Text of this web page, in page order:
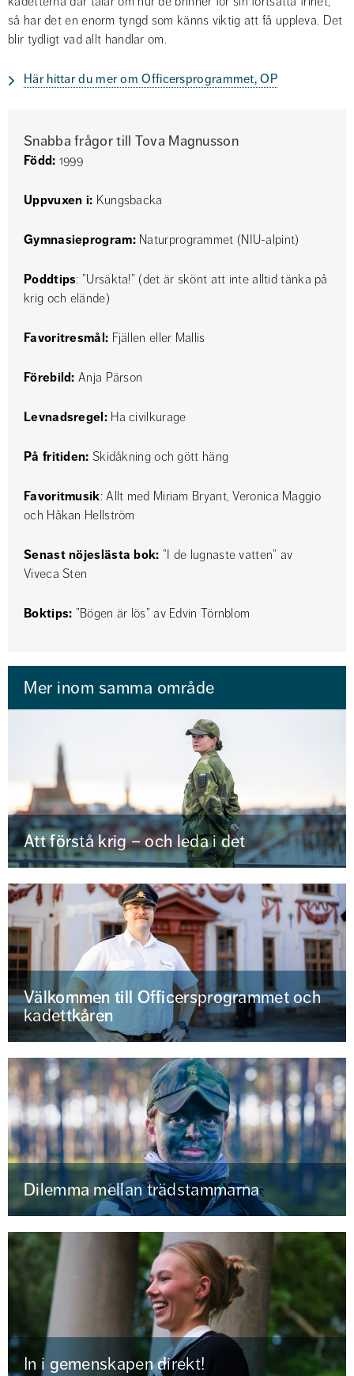
så har det en enorm tyngd som känns viktig att få uppleva. Det
blir tydligt vad allt handlar om.
Här hittar du mer om Officersprogrammet, OP
Snabba frågor till Tova Magnusson
Född: 1999
Uppvuxen i: Kungsbacka
Gymnasieprogram: Naturprogrammet (NIU-alpint)
Poddtips: ”Ursäkta!” (det är skönt att inte alltid tänka på
krig och elände)
Favoritresmål: Fjällen eller Mallis
Förebild: Anja Pärson
Levnadsregel: Ha civilkurage
På fritiden: Skidåkning och gött häng
Favoritmusik: Allt med Miriam Bryant, Veronica Maggio
och Håkan Hellström
Senast nöjeslästa bok: ”I de lugnaste vatten” av
Viveca Sten
Boktips: ”Bögen är lös” av Edvin Törnblom
Mer inom samma område
Att förstå krig – och leda i det
Välkommen till Officersprogrammet och
kadettkåren
Dilemma mellan trädstammarna
In i gemenskapen direkt!